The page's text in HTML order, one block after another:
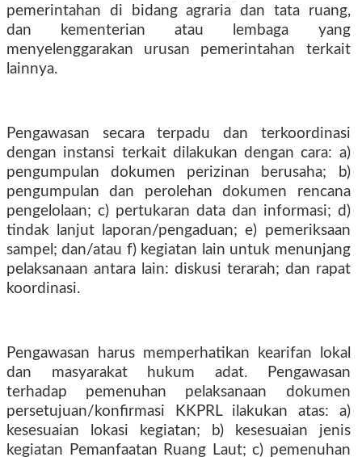
pemerintahan di bidang agraria dan tata ruang,
dan kementerian atau lembaga yang
menyelenggarakan urusan pemerintahan terkait
lainnya.
Pengawasan secara terpadu dan terkoordinasi
dengan instansi terkait dilakukan dengan cara: a)
pengumpulan dokumen perizinan berusaha; b)
pengumpulan dan perolehan dokumen rencana
pengelolaan; c) pertukaran data dan informasi; d)
tindak lanjut laporan/pengaduan; e) pemeriksaan
sampel; dan/atau f) kegiatan lain untuk menunjang
pelaksanaan antara lain: diskusi terarah; dan rapat
koordinasi.
Pengawasan harus memperhatikan kearifan lokal
dan masyarakat hukum adat. Pengawasan
terhadap pemenuhan pelaksanaan dokumen
persetujuan/konfirmasi KKPRL ilakukan atas: a)
kesesuaian lokasi kegiatan; b) kesesuaian jenis
kegiatan Pemanfaatan Ruang Laut; c) pemenuhan